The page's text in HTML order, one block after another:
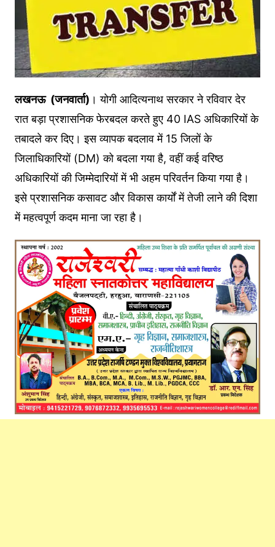
लखनऊ (जनवार्ता) । योगी आदित्यनाथ सरकार ने रविवार देर
रात बड़ा प्रशासनिक फेरबदल करते हुए 40 IAS अधिकारियों के
तबादले कर दिए। इस व्यापक बदलाव में 15 जिलों के
जिलाधिकारियों (DM) को बदला गया है, वहीं कई वरिष्ठ
अधिकारियों की जिम्मेदारियों में भी अहम परिवर्तन किया गया है।
इसे प्रशासनिक कसावट और विकास कार्यों में तेजी लाने की दिशा
में महत्वपूर्ण कदम माना जा रहा है।